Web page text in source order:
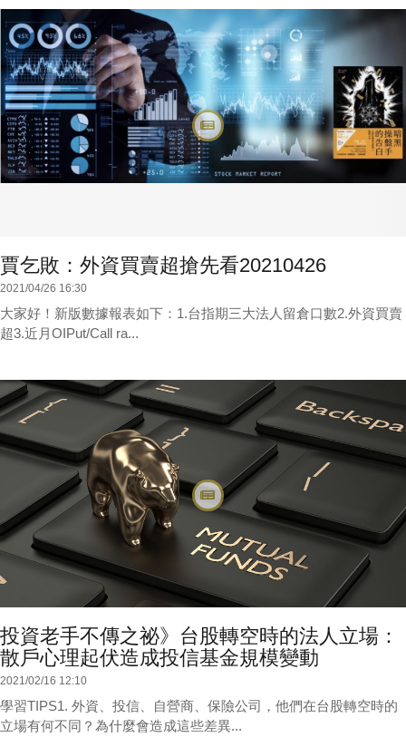
賈乞敗：外資買賣超搶先看20210426
2021/04/26 16:30
大家好！新版數據報表如下：1.台指期三大法人留倉口數2.外資買賣
超3.近月OIPut/Call ra...
投資老手不傳之祕》台股轉空時的法人立場：
散戶心理起伏造成投信基金規模變動
2021/02/16 12:10
學習TIPS1. 外資、投信、自營商、保險公司，他們在台股轉空時的
立場有何不同？為什麼會造成這些差異...